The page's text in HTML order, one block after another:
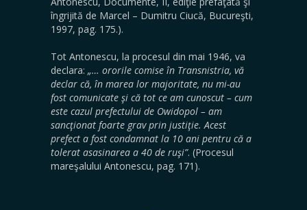
îngrijită de Marcel – Dumitru Ciucă, Bucureşti,
1997, pag. 175.).
Tot Antonescu, la procesul din mai 1946, va
declara: „… ororile comise în Transnistria, vă
declar că, în marea lor majoritate, nu mi-au
fost comunicate şi că tot ce am cunoscut – cum
este cazul prefectului de Owidopol – am
sancţionat foarte grav prin justiţie. Acest
prefect a fost condamnat la 10 ani pentru că a
tolerat asasina­rea a 40 de ruşi”. (Procesul
mareşalului Antonescu, pag. 171).